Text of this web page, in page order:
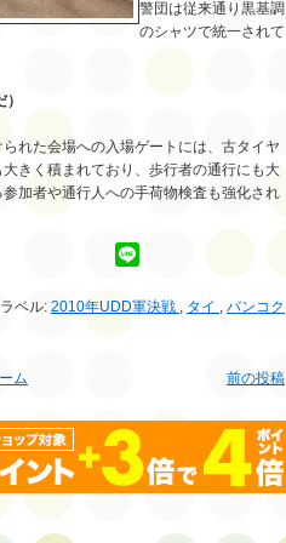
警団は従来通り黒基調
のシャツで統一されて
れた会場への入場ゲートには、古タイヤ
きく積まれており、歩行者の通行にも大
加者や通行人への手荷物検査も強化され
ラベル: 2010年UDD軍決戦 , タイ , バンコク
前の投稿
ム